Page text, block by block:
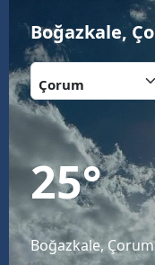
Boğazkale,
25°
Boğazkale, Çorum